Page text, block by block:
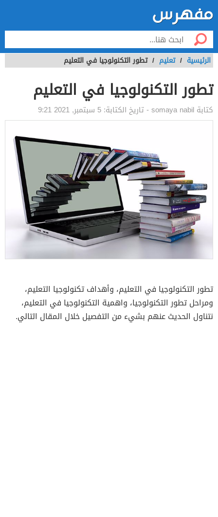
الرئيسية / تعليم / تطور التكنولوجيا في التعليم
تطور التكنولوجيا في التعليم
كتابة somaya nabil- تاريخ الكتابة: 5 سبتمبر, 2021 9:21
تطور التكنولوجيا في التعليم، وأهداف تكنولوجيا التعليم،
ومراحل تطور التكنولوجيا، واهمية التكنولوجيا في التعليم،
نتناول الحديث عنهم بشيء من التفصيل خلال المقال التالي.